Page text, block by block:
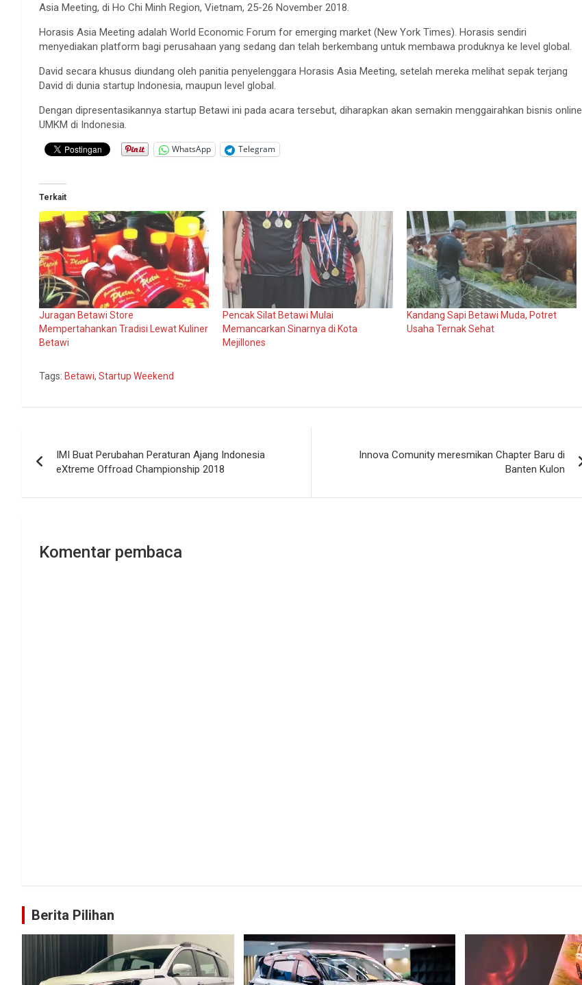
Asia Meeting, di Ho Chi Minh Region, Vietnam, 25-26 November 2018.
Horasis Asia Meeting adalah World Economic Forum for emerging market (New York Times). Horasis sendiri
menyediakan platform bagi perusahaan yang sedang dan telah berkembang untuk membawa produknya ke level global.
David secara khusus diundang oleh panitia penyelenggara Horasis Asia Meeting, setelah mereka melihat sepak terjang
David di dunia startup lndonesia, maupun level global.
Dengan dipresentasikannya startup Betawi ini pada acara tersebut, diharapkan akan semakin menggairahkan bisnis online
UMKM di Indonesia.
WhatsApp Telegram
Terkait
Juragan Betawi Store
Mempertahankan Tradisi Lewat Kuliner
Betawi
Pencak Silat Betawi Mulai
Memancarkan Sinarnya di Kota
Mejillones
Kandang Sapi Betawi Muda, Potret
Usaha Ternak Sehat
Tags: Betawi, Startup Weekend
pos
IMI Buat Perubahan Peraturan Ajang Indonesia
eXtreme Offroad Championship 2018
Innova Comunity meresmikan Chapter Baru di
Banten Kulon
Komentar pembaca
Berita Pilihan